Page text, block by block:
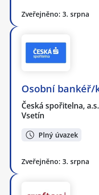
Zveřejněno: 3. srpna
Osobní bankéř/
Česká spořitelna, a.s.
Vsetín
Plný úvazek
Zveřejněno: 3. srpna